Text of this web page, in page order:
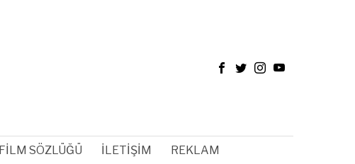
FILM SÖZLÜĞÜ İLETIŞIM REKLAM